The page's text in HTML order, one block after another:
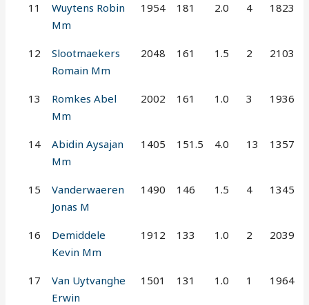
11
Wuytens Robin
Mm
1954 181 2.0 4 1823
12
Slootmaekers
Romain Mm
2048 161 1.5 2 2103
13
Romkes Abel
Mm
2002 161 1.0 3 1936
14
Abidin Aysajan
Mm
1405 151.5 4.0 13 1357
15
Vanderwaeren
Jonas M
1490 146 1.5 4 1345
16
Demiddele
Kevin Mm
1912 133 1.0 2 2039
17
Van Uytvanghe
Erwin
1501 131 1.0 1 1964